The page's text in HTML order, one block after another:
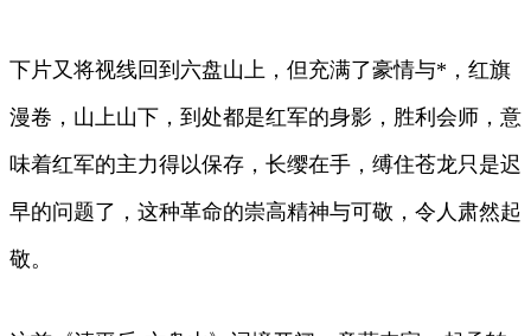
下片又将视线回到六盘山上，但充满了豪情与*，红旗
漫卷，山上山下，到处都是红军的身影，胜利会师，意
味着红军的主力得以保存，长缨在手，缚住苍龙只是迟
早的问题了，这种革命的崇高精神与可敬，令人肃然起
敬。